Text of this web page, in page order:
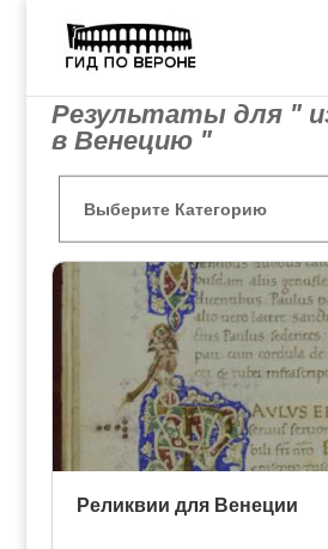
Результаты для "
в Венецию "
Святые и реликвии
Традиции
Реликвии для Венеции